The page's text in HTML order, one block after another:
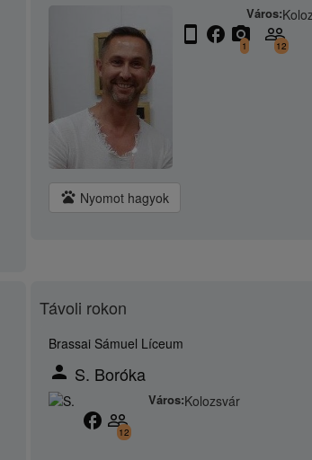
Város:
stay_current_portrait facebook camera_alt
1
people_outline
12
pets Nyomot hagyok
Távoli rokon
Brassai Sámuel Líceum
person S. Boróka
Város:Kolozsvár
facebook people_outline
12